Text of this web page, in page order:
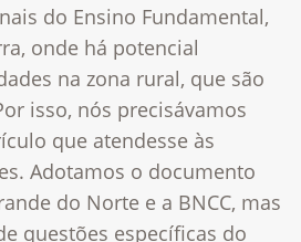
do Ensino Fundamental,
onde há potencial
na zona rural, que são
isso, nós precisávamos
que atendesse às
Adotamos o documento
do Norte e a BNCC, mas
questões específicas do